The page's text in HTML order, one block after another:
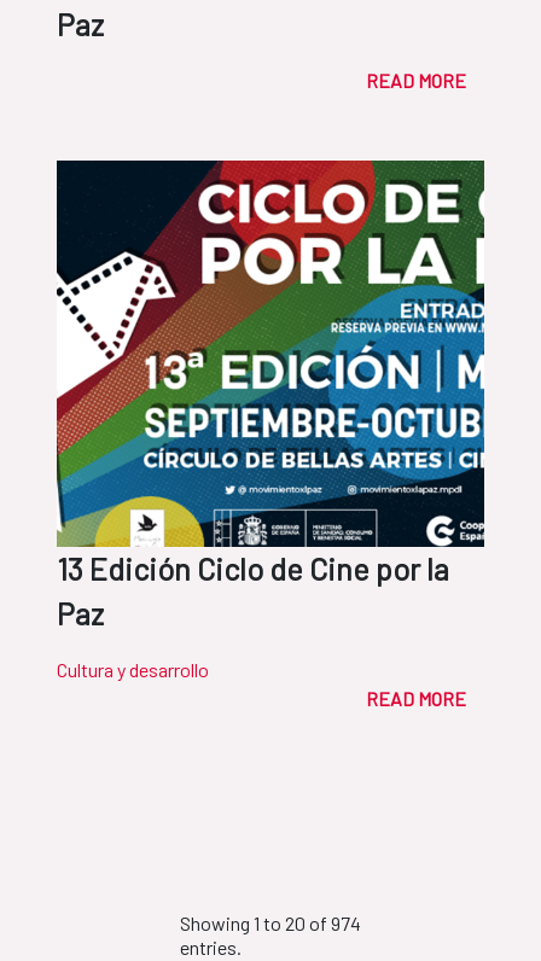
Paz
READ MORE
13 Edición Ciclo de Cine por la
Paz
Cultura y desarrollo
READ MORE
Showing 1 to 20 of 974
entries.